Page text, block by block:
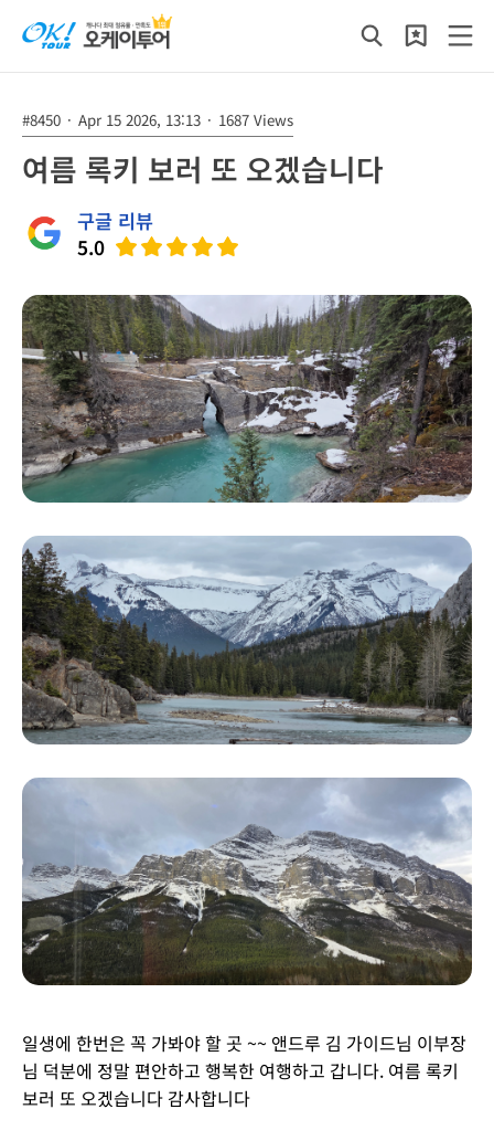
#8450 · Apr 15 2026, 13:13 · 1687 Views
여름 록키 보러 또 오겠습니다
구글 리뷰
5.0
일생에 한번은 꼭 가봐야 할 곳 ~~ 앤드루 김 가이드님 이부장
님 덕분에 정말 편안하고 행복한 여행하고 갑니다. 여름 록키
보러 또 오겠습니다 감사합니다